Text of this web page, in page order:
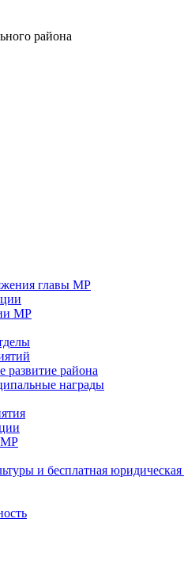
района
главы МР
МР
развитие района
награды
МР
и бесплатная